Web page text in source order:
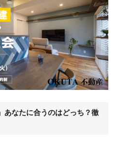
なたに合うのはどっち？徹